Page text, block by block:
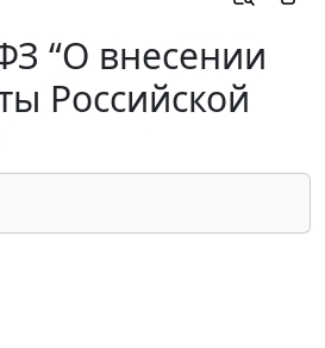
“О внесении
Российской